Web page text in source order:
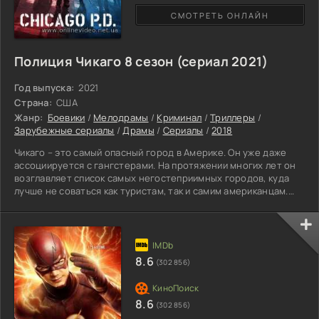
Полиция Чикаго 8 сезон (сериал 2021)
Год выпуска: 2021
Страна: США
Жанр: Боевики / Мелодрамы / Криминал /Триллеры /
Зарубежные сериалы /Драмы / Сериалы /2018
Чикаго – это самый опасный город в Америке. Он уже даже
ассоциируется с гангстерами. На протяжении многих лет он
возглавляет список самых негостеприимных городов, куда
лучше не соваться как туристам, так и самим американцам.
выбранной ими самими же деятельности, ежедневно ловит
преступников, очищает город от проституток, воров, убийц,
мошенников. Мы увидим не только как они патрулируют
город, надевают на бандитов наручники, и уже после
СМОТРЕТЬ ОНЛАЙН
8.6 (302 856)
8.6 (302 856)